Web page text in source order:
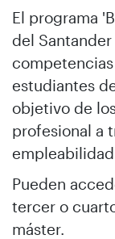
El programa
del
estudiantes
objetivo de
profesional a
Pueden
tercer o
máster.